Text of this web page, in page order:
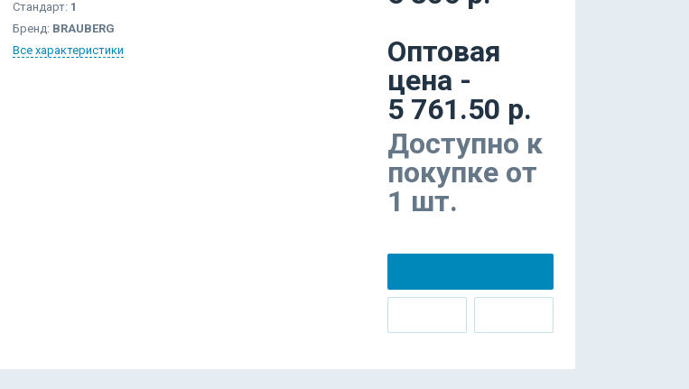
Стандарт: 1
Бренд: BRAUBERG
Все характеристики
Оптовая
цена -
5 761.50 р.
Доступно к
покупке от
1 шт.